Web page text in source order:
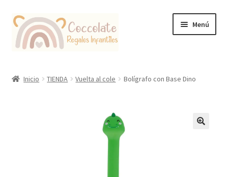
Ir
la
Ir
contenido
Menú
Inicio TIENDA Vuelta al cole Bolígrafo con Base Dino